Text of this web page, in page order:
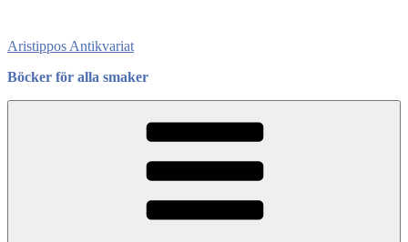
content
Aristippos Antikvariat
Böcker för alla smaker